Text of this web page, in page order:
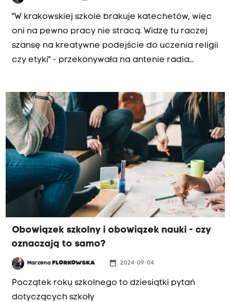
"W krakowskiej szkole brakuje katechetów, więc
oni na pewno pracy nie stracą. Widzę tu raczej
szansę na kreatywne podejście do uczenia religii
czy etyki" - przekonywała na antenie radia
również o dzieciach z Ukrainy, które zostały
objęte obowiązkiem szkolnym; także o prestiżu
zawodu nauczyciela.
Obowiązek szkolny i obowiązek nauki - czy
oznaczają to samo?
Marzena FLORKOWSKA date_range 2024-09-04
Początek roku szkolnego to dziesiątki pytań
dotyczących szkoły